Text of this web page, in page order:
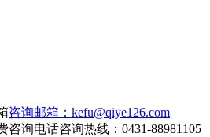
咨询邮箱：kefu@qiye126.com
咨询热线：0431-88981105